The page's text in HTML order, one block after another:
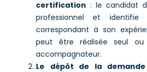
certification : le candidat
professionnel et identifie
correspondant à son
peut être réalisée seul ou
accompagnateur.
Le dépôt de la